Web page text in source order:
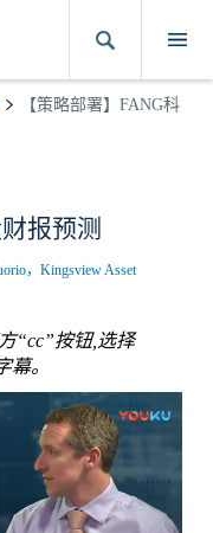
【策略部署】FANG科
报预测
，Kingsview Asset
“cc”按钮,选择
幕。